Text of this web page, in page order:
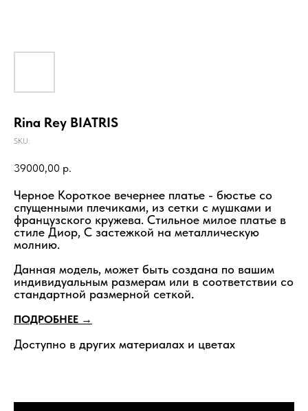
Rina Rey BIATRIS
SKU:
39000,00 р.
Черное Короткое вечернее платье - бюстье со
спущенными плечиками, из сетки с мушками и
французского кружева. Стильное милое платье в
стиле Диор, С застежкой на металлическую
молнию.
Данная модель, может быть создана по вашим
индивидуальным размерам или в соответствии со
стандартной размерной сеткой.
ПОДРОБНЕЕ →
Доступно в других материалах и цветах